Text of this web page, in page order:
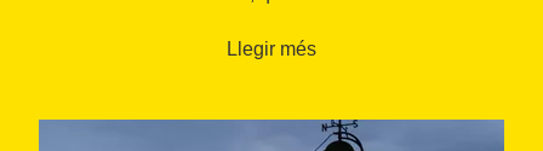
passa per un bonic pont de pedra i s’obtenen unes
del cap de Creus. Just darrere de la cala surt una
bonica carretera que serpenteja per l’interior del cap
Llegir més